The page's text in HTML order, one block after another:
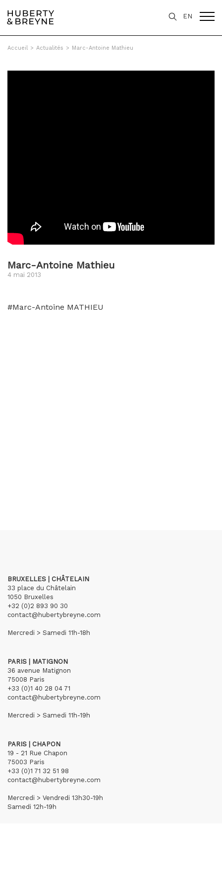
EN
Accueil > Actualités > Marc-Antoine Mathieu
Marc-Antoine Mathieu
4 mai 2013
#Marc-Antoine MATHIEU
BRUXELLES | CHÂTELAIN
33 place du Châtelain
1050 Bruxelles
+32 (0)2 893 90 30
contact@hubertybreyne.com
Mercredi > Samedi 11h-18h
PARIS | MATIGNON
36 avenue Matignon
75008 Paris
+33 (0)1 40 28 04 71
contact@hubertybreyne.com
Mercredi > Samedi 11h-19h
PARIS | CHAPON
19 - 21 Rue Chapon
75003 Paris
+33 (0)1 71 32 51 98
contact@hubertybreyne.com
Mercredi > Vendredi 13h30-19h
Samedi 12h-19h